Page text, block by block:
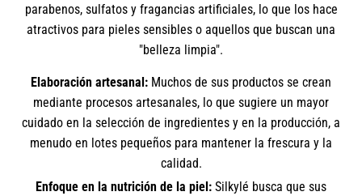
parabenos, sulfatos y fragancias artificiales, lo que los hace
atractivos para pieles sensibles o aquellos que buscan una
"belleza limpia".
Elaboración artesanal: Muchos de sus productos se crean
mediante procesos artesanales, lo que sugiere un mayor
cuidado en la selección de ingredientes y en la producción, a
menudo en lotes pequeños para mantener la frescura y la
calidad.
Enfoque en la nutrición de la piel: Silkylé busca que sus